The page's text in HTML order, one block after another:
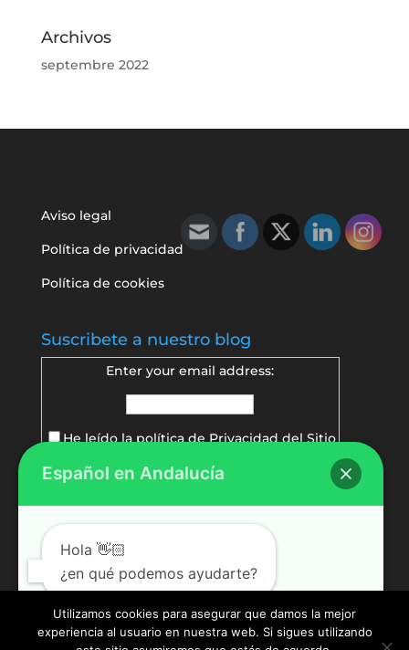
Archivos
septembre 2022
Aviso legal
Política de privacidad
Política de cookies
Suscribete a nuestro blog
Enter your email address:
He leído la política dePrivacidad del Sitio
Español en Andalucía
Hola 👋🏻
¿en qué podemos ayudarte?
Utilizamos cookies para asegurar que damos la mejor
experiencia al usuario en nuestra web. Si sigues utilizando